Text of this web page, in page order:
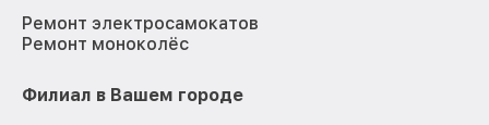
Ремонт электросамокатов
Ремонт моноколёс
Филиал в Вашем городе